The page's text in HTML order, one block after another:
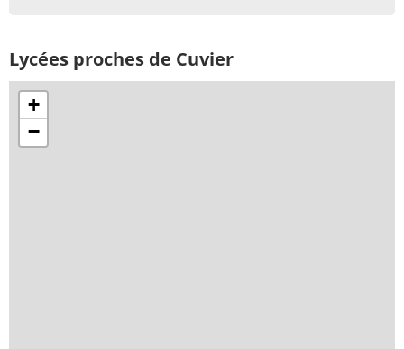
Lycées proches de Cuvier
+
−